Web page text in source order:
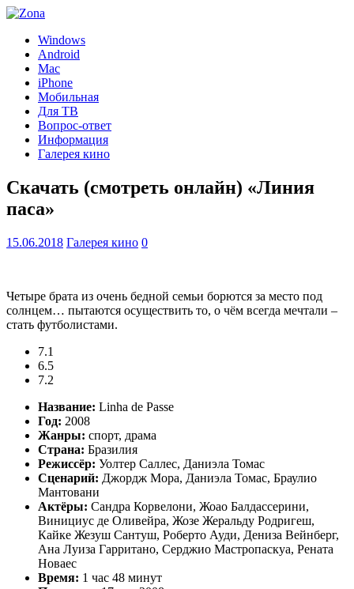
Windows
Android
Mac
iPhone
Мобильная
Для ТВ
Вопрос-ответ
Информация
Галерея кино
Скачать (смотреть онлайн) «Линия
паса»
15.06.2018 Галерея кино 0
Четыре брата из очень бедной семьи борются за место под
солнцем… пытаются осуществить то, о чём всегда мечтали –
стать футболистами.
7.1
6.5
7.2
Название: Linha de Passe
Год: 2008
Жанры: спорт, драма
Страна: Бразилия
Режиссёр: Уолтер Саллес, Даниэла Томас
Сценарий: Джордж Мора, Даниэла Томас, Браулио
Мантовани
Актёры: Сандра Корвелони, Жоао Балдассерини,
Винициус де Оливейра, Жозе Жеральду Родригеш,
Кайке Жезуш Сантуш, Роберто Ауди, Дениза Вейнберг,
Ана Луиза Гарритано, Серджио Мастропаскуа, Рената
Новаес
Время: 1 час 48 минут